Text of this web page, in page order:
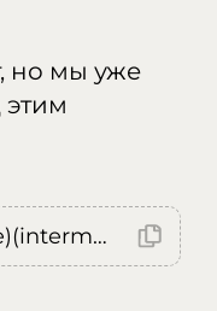
но мы уже
Error: (intermediate value)(intermediate value)(intermediate value).replaceAll is not a function